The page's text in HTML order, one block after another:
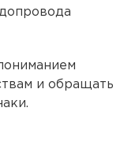
и обращать